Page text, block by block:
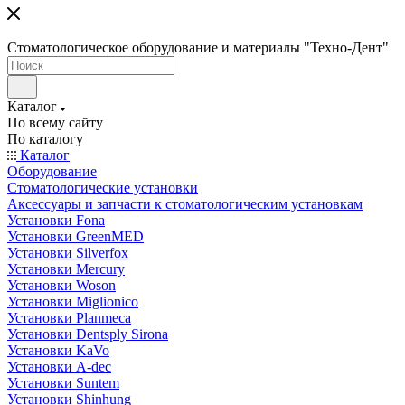
Стоматологическое оборудование и материалы "Техно-Дент"
Каталог
По всему сайту
По каталогу
Каталог
Оборудование
Стоматологические установки
Аксессуары и запчасти к стоматологическим установкам
Установки Fona
Установки GreenMED
Установки Silverfox
Установки Mercury
Установки Woson
Установки Miglionico
Установки Planmeca
Установки Dentsply Sirona
Установки KaVo
Установки A-dec
Установки Suntem
Установки Shinhung